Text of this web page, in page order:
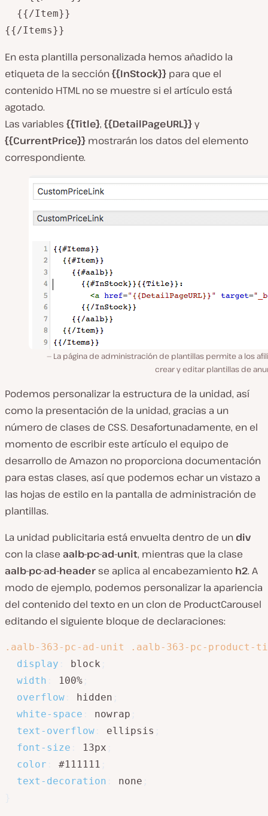
  {{/Item}}
En esta plantilla personalizada hemos añadido la
etiqueta de la sección{{InStock}} para que el
contenido HTML no se muestre si el artículo está
agotado.
Las variables {{Title}, {{DetailPageURL}}y
{{CurrentPrice}} mostrarán los datos del elemento
correspondiente.
La página de administración de plantillas permite a los
crear y editar plantillas de
Podemos personalizar la estructura de la unidad, así
como la presentación de la unidad, gracias a un
número de clases de CSS. Desafortunadamente, en el
momento de escribir este artículo el equipo de
desarrollo de Amazon no proporciona documentación
para estas clases, así que podemos echar un vistazo a
las hojas de estilo en la pantalla de administración de
plantillas.
La unidad publicitaria está envuelta dentro de un div
con la clase aalb-pc-ad-unit, mientras que la clase
aalb-pc-ad-header se aplica al encabezamiento h2. A
modo de ejemplo, podemos personalizar la apariencia
del contenido del texto en un clon de ProductCarousel
editando el siguiente bloque de declaraciones:
.aalb-363-pc-ad-unit .aalb-363-pc-product-
display
block
width
100%
overflow
hidden
white-space
nowrap
text-overflow
ellipsis
font-size
13px
color
#111111
text-decoration
none